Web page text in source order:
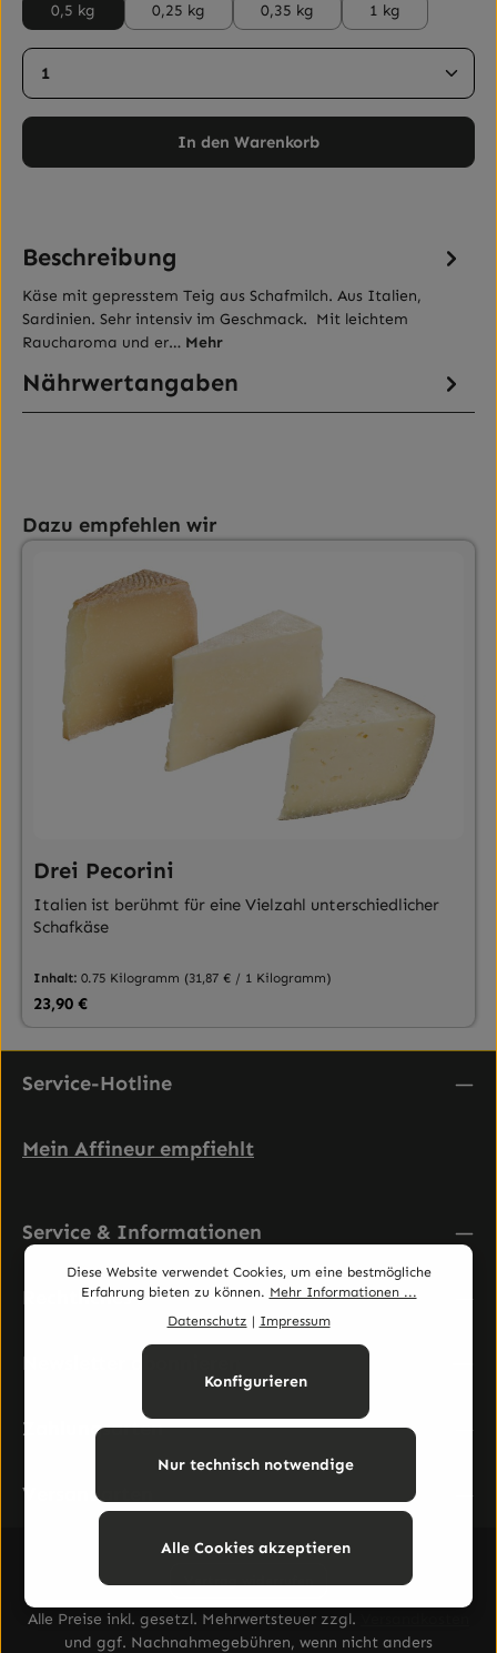
0,5 kg 0,25 kg 0,35 kg 1 kg
Produkt Anzahl: Gib den gewünschten Wert ein
In den Warenkorb
Beschreibung
Käse mit gepresstem Teig aus Schafmilch. Aus Italien,
Sardinien. Sehr intensiv im Geschmack. Mit leichtem
Raucharoma und er… Mehr
Nährwertangaben
Produktgalerie überspringen
Dazu empfehlen wir
Drei Pecorini
Italien ist berühmt für eine Vielzahl unterschiedlicher
Schafkäse
Inhalt:0.75 Kilogramm (31,87 € / 1 Kilogramm)
Regulärer Preis:
23,90 €
Service-Hotline
Mein Affineur empfiehlt
Service & Informationen
Rechtliches
Newsletter abonnieren
Zahlungsarten
Versandarten
Alle Preise inkl. gesetzl. Mehrwertsteuer zzgl.
und ggf. Nachnahmegebühren, wenn nicht anders
Diese Website verwendet Cookies, um eine bestmögliche
Erfahrung bieten zu können. Mehr Informationen ...
Datenschutz | Impressum
Nur technisch notwendige
Konfigurieren
Alle Cookies akzeptieren